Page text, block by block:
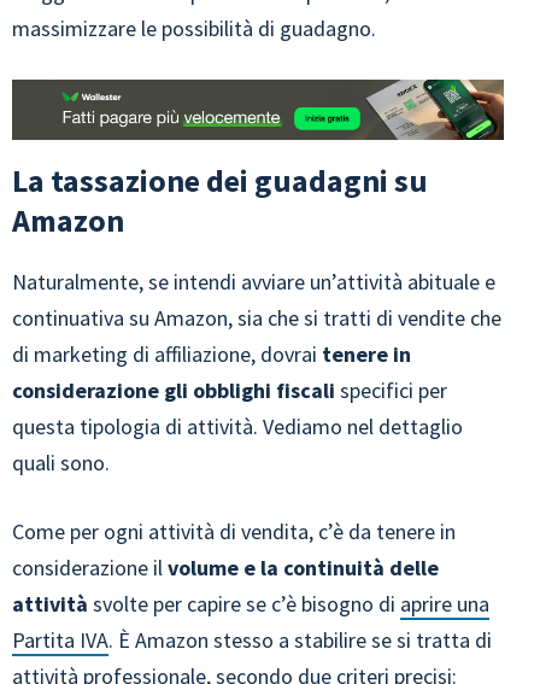
massimizzare le possibilità di guadagno.
La tassazione dei guadagni su
Amazon
Naturalmente, se intendi avviare un’attività abituale e
continuativa su Amazon, sia che si tratti di vendite che
di marketing di affiliazione, dovrai tenere in
considerazione gli obblighi fiscali specifici per
questa tipologia di attività. Vediamo nel dettaglio
quali sono.
Come per ogni attività di vendita, c’è da tenere in
considerazione ilvolume e la continuità delle
attività svolte per capire se c’è bisogno di aprire una
Partita IVA. È Amazon stesso a stabilire se si tratta di
attività professionale, secondo due criteri precisi: